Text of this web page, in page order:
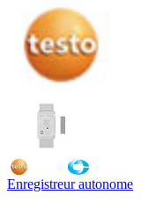
Enregistreur autonome